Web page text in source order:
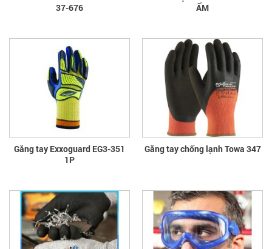
37-676
ẤM
Găng tay Exxoguard EG3-351
1P
Găng tay chống lạnh Towa 347